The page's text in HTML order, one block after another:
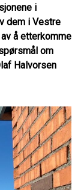
i
dem i Vestre
å etterkomme
om
Halvorsen